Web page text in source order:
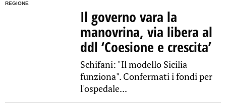
REGIONE
Il governo vara la
manovrina, via libera al
ddl ‘Coesione e crescita’
Schifani: "Il modello Sicilia
funziona". Confermati i fondi per
l'ospedale...